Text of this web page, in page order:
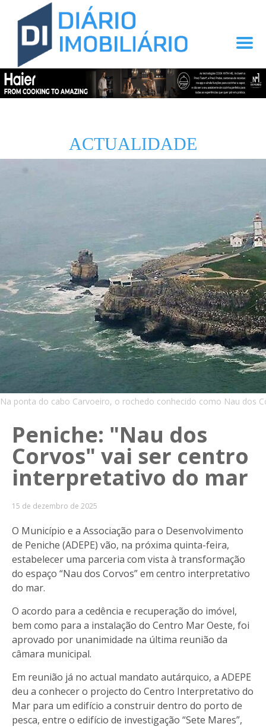
ACTUALIDADE
Na ponta do cabo Carvoeiro, o rochedo conhecido como Nau dos
Peniche: "Nau dos
Corvos" vai ser centro
interpretativo do mar
15 de dezembro de 2025
O Município e a Associação para o Desenvolvimento
de Peniche (ADEPE) vão, na próxima quinta-feira,
estabelecer uma parceria com vista à transformação
do espaço “Nau dos Corvos” em centro interpretativo
do mar.
O acordo para a cedência e recuperação do imóvel,
bem como para a instalação do Centro Mar Oeste, foi
aprovado por unanimidade na última reunião da
câmara municipal.
Em reunião já no actual mandato autárquico, a ADEPE
deu a conhecer o projecto do Centro Interpretativo do
Mar para um edifício a construir dentro do porto de
pesca, entre o edifício de investigação “Sete Mares”,